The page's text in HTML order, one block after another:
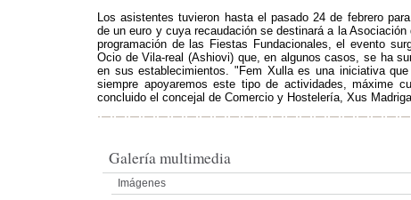
Los asistentes tuvieron hasta el pasado 24 de febrero
de un euro y cuya recaudación se destinará a la
programación de las Fiestas Fundacionales, el evento
Ocio de Vila-real (Ashiovi) que, en algunos casos, se ha
en sus establecimientos. "Fem Xulla es una iniciativa
siempre apoyaremos este tipo de actividades, máxime
concluido el concejal de Comercio y Hostelería, Xus
Galería multimedia
Imágenes